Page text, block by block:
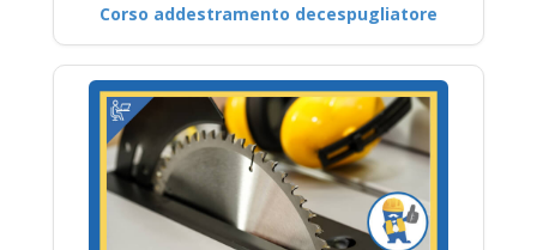
Corso addestramento decespugliatore